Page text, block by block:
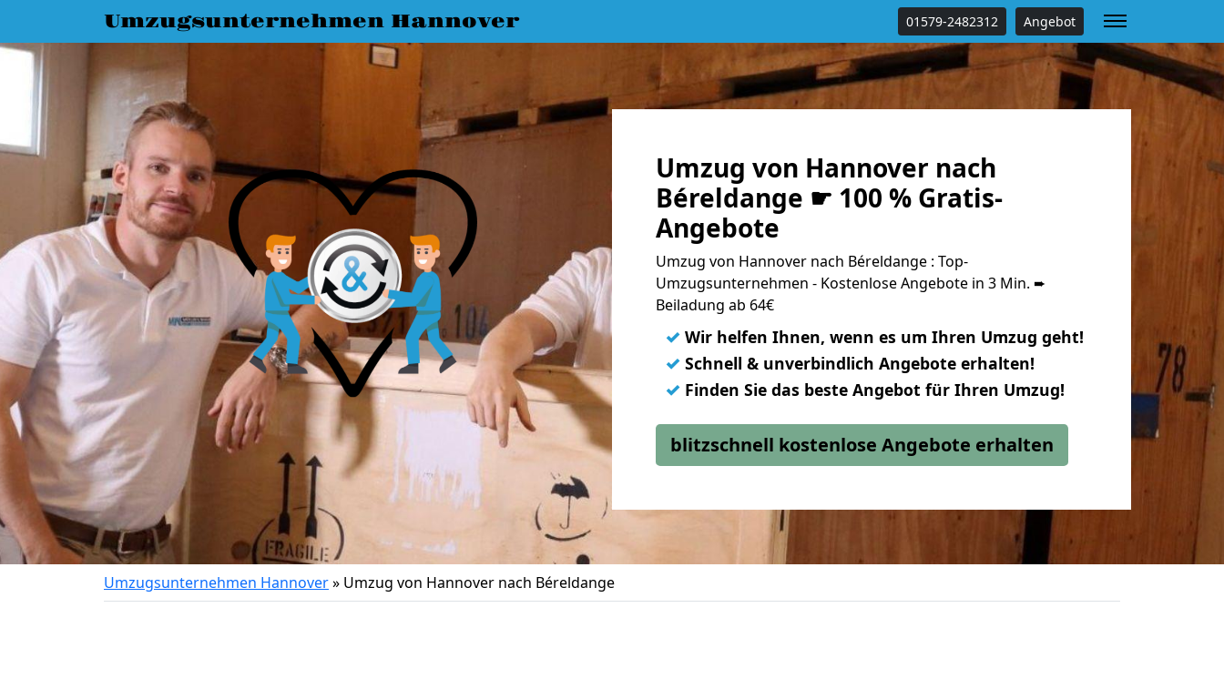
Umzugsunternehmen Hannover 01579-2482312 Angebot
Umzug von Hannover nach
Béreldange ☛ 100 % Gratis-
Angebote
Umzug von Hannover nach Béreldange : Top-
Umzugsunternehmen - Kostenlose Angebote in 3 Min. ➨
Beiladung ab 64€
✓ Wir helfen Ihnen, wenn es um Ihren Umzug geht!
✓ Schnell & unverbindlich Angebote erhalten!
✓ Finden Sie das beste Angebot für Ihren Umzug!
blitzschnell kostenlose Angebote erhalten
Umzugsunternehmen Hannover» Umzug von Hannover nach Béreldange